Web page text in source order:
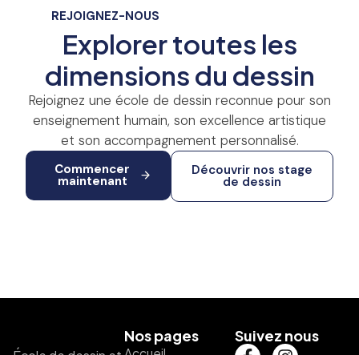
REJOIGNEZ-NOUS
Explorer toutes les
dimensions du dessin
Rejoignez une école de dessin reconnue pour son
enseignement humain, son excellence artistique
et son accompagnement personnalisé.
Commencer
maintenant
Découvrir nos stage
de dessin
Nos pages Suivez nous